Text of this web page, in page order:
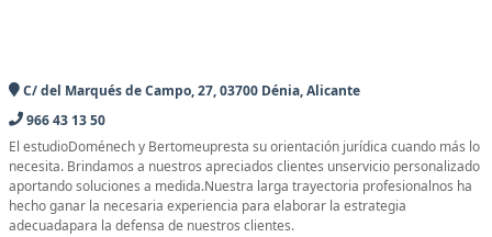
C/ del Marqués de Campo, 27, 03700 Dénia, Alicante
966 43 13 50
El estudioDoménech y Bertomeupresta su orientación jurídica cuando más lo
necesita. Brindamos a nuestros apreciados clientes unservicio personalizado
aportando soluciones a medida.Nuestra larga trayectoria profesionalnos ha
hecho ganar la necesaria experiencia para elaborar la estrategia
adecuadapara la defensa de nuestros clientes.